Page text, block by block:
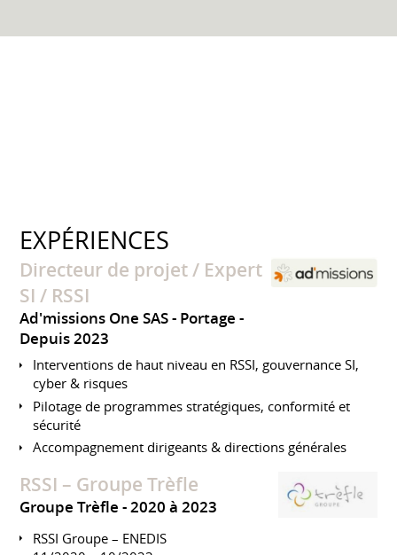
EXPÉRIENCES
Directeur de projet / Expert
SI / RSSI
Ad'missions One SAS - Portage
Depuis 2023
Interventions de haut niveau en RSSI, gouvernance SI,
cyber & risques
Pilotage de programmes stratégiques, conformité et
sécurité
Accompagnement dirigeants & directions générales
RSSI – Groupe Trèfle
Groupe Trèfle 2020 à 2023
RSSI Groupe – ENEDIS